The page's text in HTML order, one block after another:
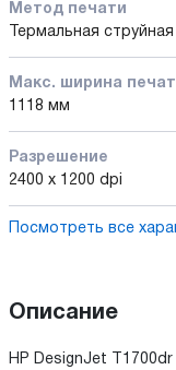
Метод печати
Термальная
Макс. ширина
1118 мм
Разрешение
2400 x 1200 dpi
Посмотреть все
Описание
HP DesignJet